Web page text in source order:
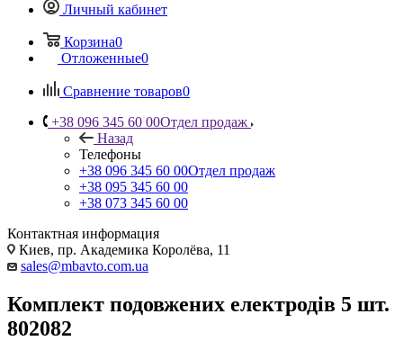
Личный кабинет
Корзина0
Отложенные0
Сравнение товаров0
+38 096 345 60 00Отдел продаж
Назад
Телефоны
+38 096 345 60 00Отдел продаж
+38 095 345 60 00
+38 073 345 60 00
Контактная информация
Киев, пр. Академика Королёва, 11
sales@mbavto.com.ua
Комплект подовжених електродів 5 шт.
802082